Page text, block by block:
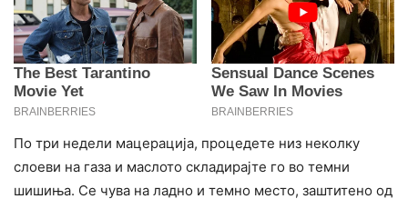
По три недели мацерација, процедете низ неколку
слоеви на газа и маслото складирајте го во темни
шишиња. Се ​​чува на ладно и темно место, заштитено од